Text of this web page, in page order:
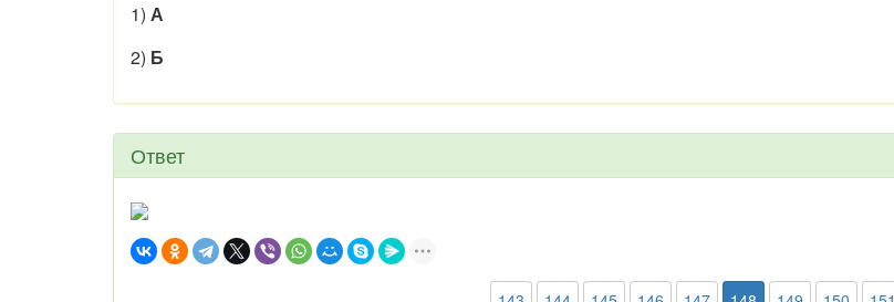
1) А
2) Б
Ответ